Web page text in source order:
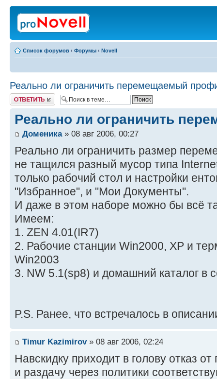
Список форумов ‹ Форумы ‹ Novell
Реально ли ограничить перемещаемый
Ответить
Реально ли ограничить
Доменика» 08 авг 2006, 00:27
Реально ли ограничить размер
не тащился разный мусор типа
только рабочий стол и настройки
"Избранное", и "Мои Документы".
И даже в этом наборе можно бы всё
Имеем:
1. ZEN 4.01(IR7)
2. Рабочие станции Win2000, XP и
Win2003
3. NW 5.1(sp8) и домашний каталог в
P.S. Ранее, что встречалось в
Timur Kazimirov» 08 авг 2006, 02:24
Навскидку приходит в голову отказ
и раздачу через политики